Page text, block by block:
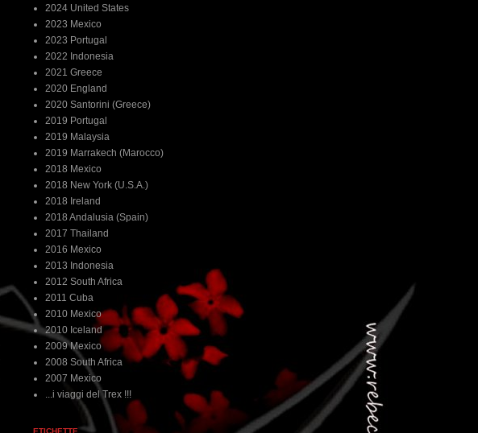
2024 United States
2023 Mexico
2023 Portugal
2022 Indonesia
2021 Greece
2020 England
2020 Santorini (Greece)
2019 Portugal
2019 Malaysia
2019 Marrakech (Marocco)
2018 Mexico
2018 New York (U.S.A.)
2018 Ireland
2018 Andalusia (Spain)
2017 Thailand
2016 Mexico
2013 Indonesia
2012 South Africa
2011 Cuba
2010 Mexico
2010 Iceland
2009 Mexico
2008 South Africa
2007 Mexico
...i viaggi del Trex !!!
ETICHETTE